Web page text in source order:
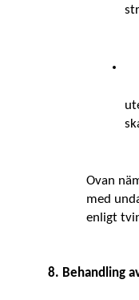
Ovan
med
enligt
8. Behandling